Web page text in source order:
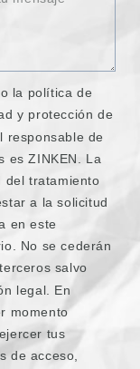
la política de
y protección de
responsable de
es ZINKEN. La
del tratamiento
a la solicitud
en este
No se cederán
salvo
legal. En
momento
tus
de acceso,